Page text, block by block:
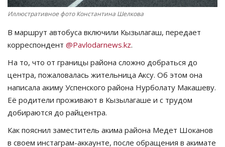
OFFICIAL
Курултай
Язык
Қазақша Русский
Иллюстративное фото Константина Шелкова
В маршрут автобуса включили Кызылагаш, передает
корреспондент @Pavlodarnews.kz.
На то, что от границы района сложно добраться до
центра, пожаловалась жительница Аксу. Об этом она
написала акиму Успенского района Нурболату Макашеву.
Её родители проживают в Кызылагаше и с трудом
добираются до райцентра.
Как пояснил заместитель акима района Медет Шоканов
в своем инстаграм-аккаунте, после обращения в акимате